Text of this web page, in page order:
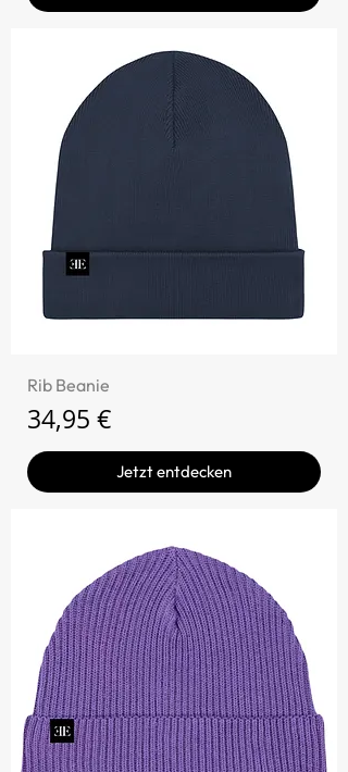
Rib Beanie
Preis
34,95 €
Jetzt entdecken